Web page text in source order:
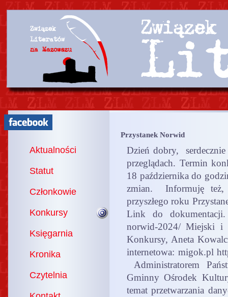
Aktualności
Statut
Członkowie
Konkursy
Księgarnia
Kronika
Czytelnia
Przystanek Norwid
Dzień dobry, serdecznie
przeglądach. Termin
18 października do
zmian. Informuję też,
przyszłego roku
Link do
norwid-2024/ Miejski i
Konkursy, Aneta
internetowa: migok.pl
Administratorem
Gminny Ośrodek
temat przetwarzania